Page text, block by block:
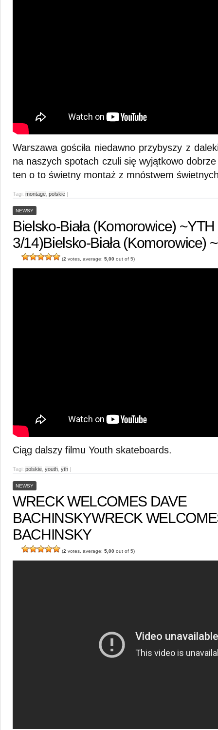
Warszawa gościła niedawno przybyszy z
na naszych spotach czuli się wyjątkowo
ten o to świetny montaż z mnóstwem
Tagi: montage polskie |
NEWSY
Bielsko-Biała (Komorowice) ~YTH
3/14)Bielsko-Biała (Komorowice)
(2 votes, average: 5,00 out of 5)
Ciąg dalszy filmu Youth skateboards.
Tagi: polskie youth yth |
NEWSY
WRECK WELCOMES DAVE
BACHINSKYWRECK
BACHINSKY
(2 votes, average: 5,00 out of 5)